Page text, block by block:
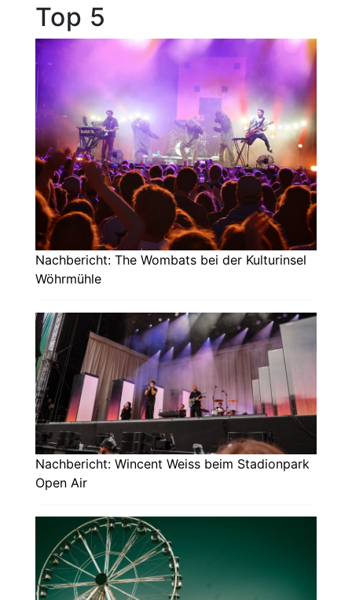
Top 5
Nachbericht: The Wombats bei der Kulturinsel
Wöhrmühle
Nachbericht: Wincent Weiss beim Stadionpark
Open Air